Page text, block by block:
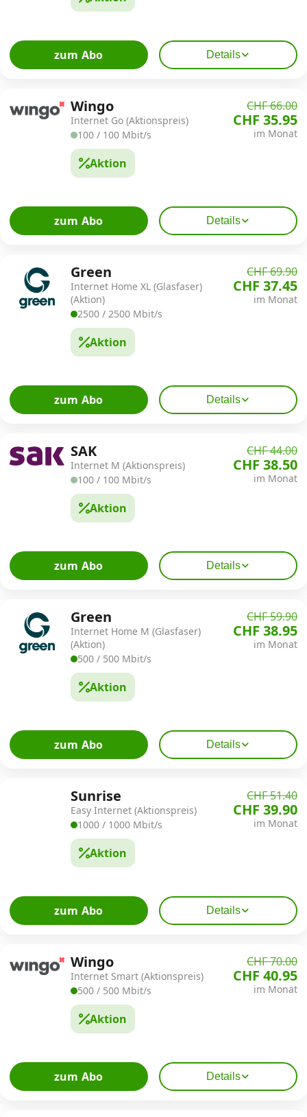
zum Abo Details
Wingo
Internet Go (Aktionspreis)
100 / 100 Mbit/s
Aktion
CHF 66.00
CHF 35.95
im Monat
zum Abo Details
Green
Internet Home XL (Glasfaser)
(Aktion)
2500 / 2500 Mbit/s
Aktion
CHF 69.90
CHF 37.45
im Monat
zum Abo Details
SAK
Internet M (Aktionspreis)
100 / 100 Mbit/s
Aktion
CHF 44.00
CHF 38.50
im Monat
zum Abo Details
Green
Internet Home M (Glasfaser)
(Aktion)
500 / 500 Mbit/s
Aktion
CHF 59.90
CHF 38.95
im Monat
zum Abo Details
Sunrise
Easy Internet (Aktionspreis)
1000 / 1000 Mbit/s
Aktion
CHF 51.40
CHF 39.90
im Monat
zum Abo Details
Wingo
Internet Smart (Aktionspreis)
500 / 500 Mbit/s
Aktion
CHF 70.00
CHF 40.95
im Monat
zum Abo Details